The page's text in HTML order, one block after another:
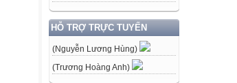
HỖ TRỢ TRỰC TUYẾN
(Nguyễn Lương Hùng)
(Trương Hoàng Anh)